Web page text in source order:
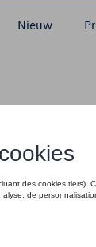
Nieuw